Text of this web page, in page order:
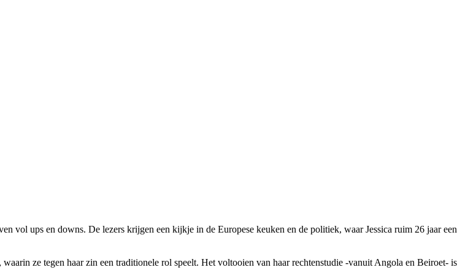
vol ups en downs. De lezers krijgen een kijkje in de Europese keuken en de politiek, waar Jessica ruim 26 jaar een
ze tegen haar zin een traditionele rol speelt. Het voltooien van haar rechtenstudie -vanuit Angola en Beiroet- is